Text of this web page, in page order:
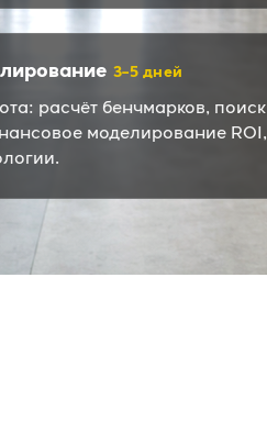
3–5 дней
расчёт бенчмарков, поиск
моделирование ROI,